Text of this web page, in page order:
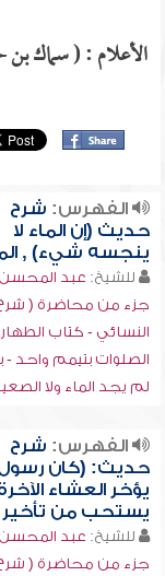
الأعلام : ( سماك بن
الفهرس: شرح
حديث (إن الماء لا
ينجسه شيء) ,
للشيخ: عبد المحسن
جزء من محاضرة (
النسائي - كتاب
الصلوات بتيمم واحد -
لم يجد الماء ولا
الفهرس: شرح
حديث: (كان رسول
يؤخر العشاء
يستحب من تأخير
للشيخ: عبد المحسن
جزء من محاضرة (